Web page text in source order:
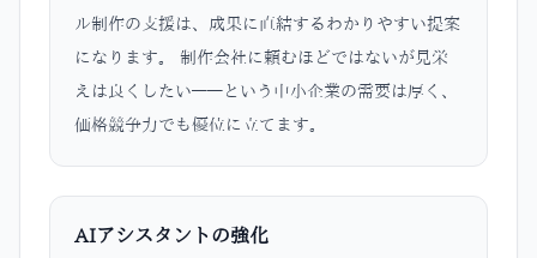
ル制作の支援は、成果に直結するわかりやすい提案
になります。 制作会社に頼むほどではないが見栄
えは良くしたい——という中小企業の需要は厚く、
価格競争力でも優位に立てます。
AIアシスタントの強化